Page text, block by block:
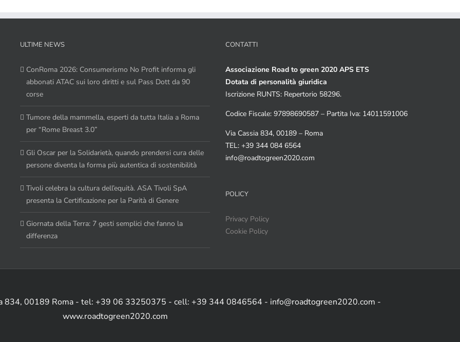
ULTIME NEWS
ConRoma 2026: Consumerismo No Profit informa gli
abbonati ATAC sui loro diritti e sul Pass Dott da 90
corse
Tumore della mammella, esperti da tutta Italia a Roma
per “Rome Breast 3.0”
Gli Oscar per la Solidarietà, quando prendersi cura delle
persone diventa la forma più autentica di sostenibilità
Tivoli celebra la cultura dell’equità. ASA Tivoli SpA
presenta la Certificazione per la Parità di Genere
Giornata della Terra: 7 gesti semplici che fanno la
differenza
CONTATTI
Associazione Road to green 2020 APS ETS
Dotata di personalità giuridica
Iscrizione RUNTS: Repertorio 58296.
Codice Fiscale: 97898690587 – Partita Iva: 14011591006
Via Cassia 834, 00189 – Roma
TEL: +39 344 084 6564
info@roadtogreen2020.com
POLICY
Privacy Policy
Cookie Policy
834, 00189 Roma - tel: +39 06 33250375 - cell: +39 344 0846564 - info@roadtogreen2020.com -
www.roadtogreen2020.com